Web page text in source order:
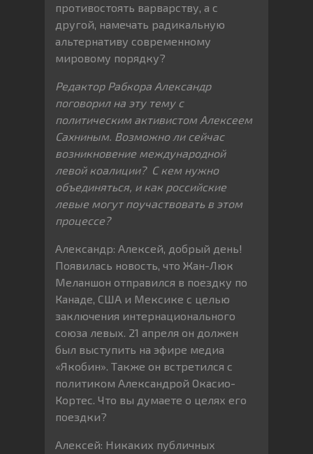
противостоять варварству, а с
другой, намечать радикальную
альтернативу современному
мировому порядку?
Редактор Рабкора Александр
поговорил на эту тему с
политическим активистом Алексеем
Сахниным. Возможно ли сейчас
возникновение международной
левой коалиции? С кем нужно
объединяться, и как российские
левые могут поучаствовать в этом
процессе?
Александр: Алексей, добрый день!
Появилась новость, что Жан-Люк
Меланшон отправился в поездку по
Канаде, США и Мексике с целью
заключения интернационального
союза левых. 21 апреля он должен
был выступить на эфире медиа
«Якобин». Также он встретился с
политиком Александрой Окасио-
Кортес. Что вы думаете о целях его
поездки?
Алексей: Никаких публичных